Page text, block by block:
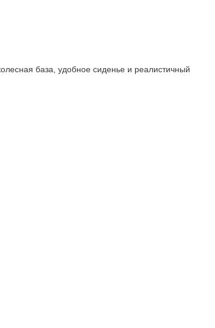
база, удобное сиденье и реалистичный